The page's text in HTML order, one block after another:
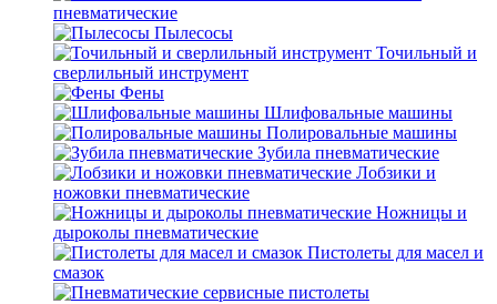
пневматические
Пылесосы
Точильный и
сверлильный инструмент
Фены
Шлифовальные машины
Полировальные машины
Зубила пневматические
Лобзики и
ножовки пневматические
Ножницы и
дыроколы пневматические
Пистолеты для масел и
смазок